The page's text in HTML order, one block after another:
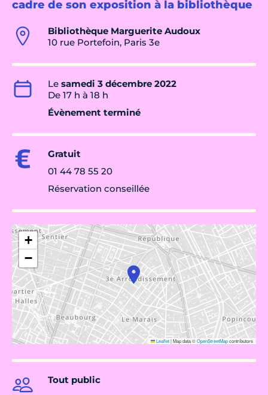
cadre de son exposition à la bibliothèque
Bibliothèque Marguerite Audoux
10 rue Portefoin, Paris 3e
Le samedi 3 décembre 2022
De 17 h à 18 h
Évènement terminé
Gratuit
01 44 78 55 20
Réservation conseillée
+
−
Leaflet|Map data ©OpenStreetMapcontributors
Tout public